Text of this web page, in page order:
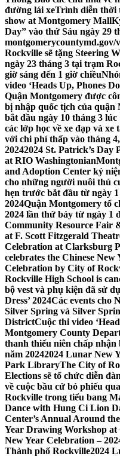
đường lái xeTrình diễn thời
show at Montgomery Mall
Day” vào thứ Sáu ngày 29
montgomerycountymd.gov/
Rockville sẽ tặng Steering
ngày 23 tháng 3 tại trạm
giờ sáng đến 1 giờ chiều
video ‘Heads Up, Phones
Quận Montgomery được
bị nhập quốc tịch của quận
bắt đầu ngày 10 tháng 3 lúc
các lớp học về xe đạp và
với chi phí thấp vào tháng
20242024 St. Patrick’s
at RIO Washingtonian
and Adoption Center kỷ
cho những người nuôi thú
hẹn trước bắt đầu từ ngày
2024Quận Montgomery tổ
2024 lần thứ bảy từ ngày 1
Community Resource Fair
at F. Scott Fitzgerald
Celebration at Clarksburg
celebrates the Chinese New
Celebration by City of
Rockville High School is
bộ vest và phụ kiện đã sử
Dress’ 2024Các events cho
Silver Spring và Silver
DistrictCuộc thi video
Montgomery County
thanh thiếu niên chấp nhận
năm 20242024 Lunar New
Park LibraryThe City of
Elections sẽ tổ chức diễn
về cuộc bầu cử bỏ phiếu
Rockville trong tiểu bang
Dance with Hung Ci Lion
Center’s Annual Around
Year Drawing Workshop at
New Year Celebration –
Thành phố Rockville2024